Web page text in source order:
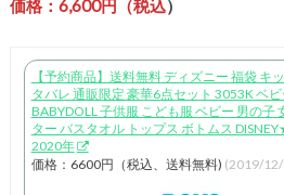
価格：6,600円（税込）
【予約商品】送料無料 ディズニー 福袋 キ
タバレ 通販限定 豪華6点セット 3053K ベ
BABYDOLL 子供服 こども服 ベビー 男の子
ター バスタオル トップス ボトムス
2020年
価格：6600円（税込、送料無料) (2019/